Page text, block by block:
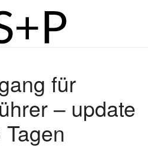
für
– update